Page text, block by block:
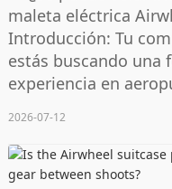
maleta eléctrica
Introducción: Tu
estás buscando una
experiencia en
2026-07-12